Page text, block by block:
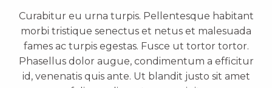
Curabitur eu urna turpis. Pellentesque habitant
morbi tristique senectus et netus et malesuada
fames ac turpis egestas. Fusce ut tortor tortor.
Phasellus dolor augue, condimentum a efficitur
id, venenatis quis ante. Ut blandit justo sit amet